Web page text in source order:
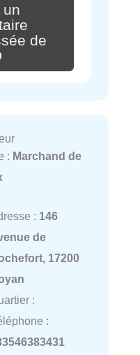
de
: Marchand de
: 146
de
17200
:
: